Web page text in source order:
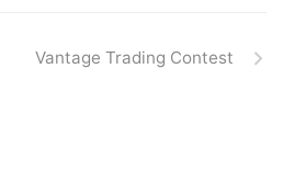
Vantage Trading Contest